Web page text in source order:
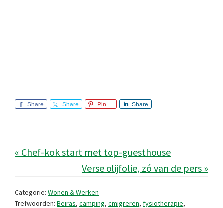
Share Share Pin Share
« Chef-kok start met top-guesthouse
Verse olijfolie, zó van de pers »
Categorie: Wonen & Werken
Trefwoorden: Beiras, camping, emigreren, fysiotherapie,